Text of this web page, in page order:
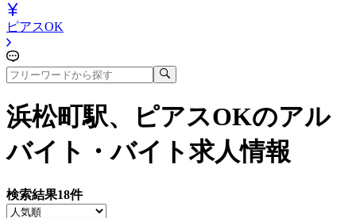
ピアスOK
浜松町駅、ピアスOKのアル
バイト・バイト求人情報
検索結果18件